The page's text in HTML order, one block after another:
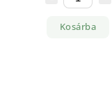
Kosárba